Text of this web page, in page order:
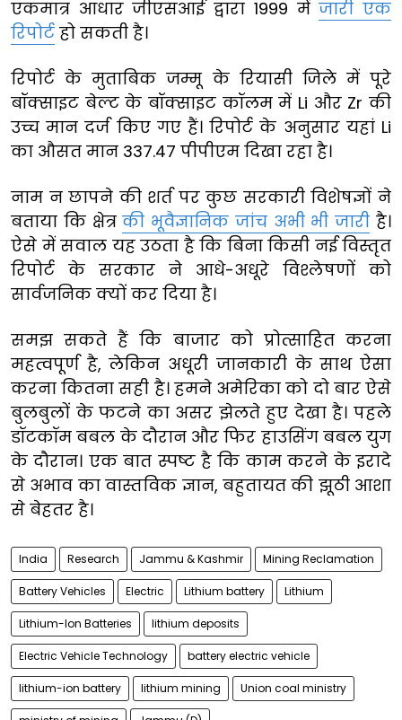
एकमात्र आधार जीएसआई द्वारा 1999 मेंजारी एक
रिपोर्ट हो सकती है।
रिपोर्ट के मुताबिक जम्मू के रियासी जिले में पूरे
बॉक्साइट बेल्ट के बॉक्साइट कॉलम में Li और Zr की
उच्च मान दर्ज किए गए हैं। रिपोर्ट के अनुसार यहां Li
का औसत मान 337.47 पीपीएम दिखा रहा है।
नाम न छापने की शर्त पर कुछ सरकारी विशेषज्ञों ने
बताया कि क्षेत्रकी भूवैज्ञानिक जांच अभी भी जारी है।
ऐसे में सवाल यह उठता है कि बिना किसी नई विस्तृत
रिपोर्ट के सरकार ने आधे-अधूरे विश्लेषणों को
सार्वजनिक क्यों कर दिया है।
समझ सकते हैं कि बाजार को प्रोत्साहित करना
महत्वपूर्ण है, लेकिन अधूरी जानकारी के साथ ऐसा
करना कितना सही है। हमने अमेरिका को दो बार ऐसे
बुलबुलों के फटने का असर झेलते हुए देखा है। पहले
डॉटकॉम बबल के दौरान और फिर हाउसिंग बबल युग
के दौरान। एक बात स्पष्ट है कि काम करने के इरादे
से अभाव का वास्तविक ज्ञान, बहुतायत की झूठी आशा
से बेहतर है।
India Research Jammu & Kashmir Mining Reclamation
Battery Vehicles Electric Lithium battery Lithium
Lithium-Ion Batteries lithium deposits
Electric Vehicle Technology battery electric vehicle
lithium-ion battery lithium mining Union coal ministry